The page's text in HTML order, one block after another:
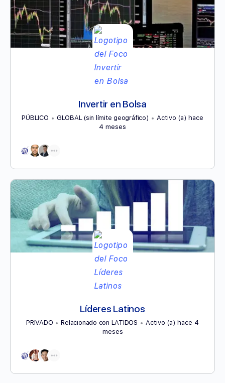
Invertir en Bolsa
PÚBLICO GLOBAL (sin límite geográfico)
Activo (a) hace
4 meses
Líderes Latinos
PRIVADO Relacionado con LATIDOS
Activo (a) hace 4
meses